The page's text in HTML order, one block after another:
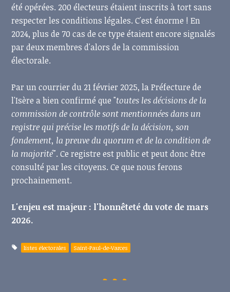
été opérées. 200 électeurs étaient inscrits à tort sans
respecter les conditions légales. C'est énorme ! En
2024, plus de 70 cas de ce type étaient encore signalés
par deux membres d'alors de la commission
électorale.
Par un courrier du 21 février 2025, la Préfecture de
l'Isère a bien confirmé que "toutes les décisions de la
commission de contrôle sont mentionnées dans un
registre qui précise les motifs de la décision, son
fondement, la preuve du quorum et de la condition de
la majorité". Ce registre est public et peut donc être
consulté par les citoyens. Ce que nous ferons
prochainement.
L'enjeu est majeur : l'honnêteté du vote de mars
2026.
listes électorales Saint-Paul-de-Varces